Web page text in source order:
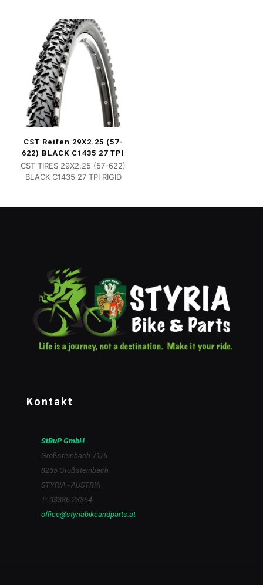
CST Reifen 29X2.25 (57-
622) BLACK C1435 27 TPI
CST TIRES 29X2.25 (57-622)
BLACK C1435 27 TPI RIGID
Kontakt
StBuP GmbH
Großsteinbach 71/6
8265 Großsteinbach
STYRIA - AUSTRIA
T: 03386 23364
office@styriabikeandparts.at